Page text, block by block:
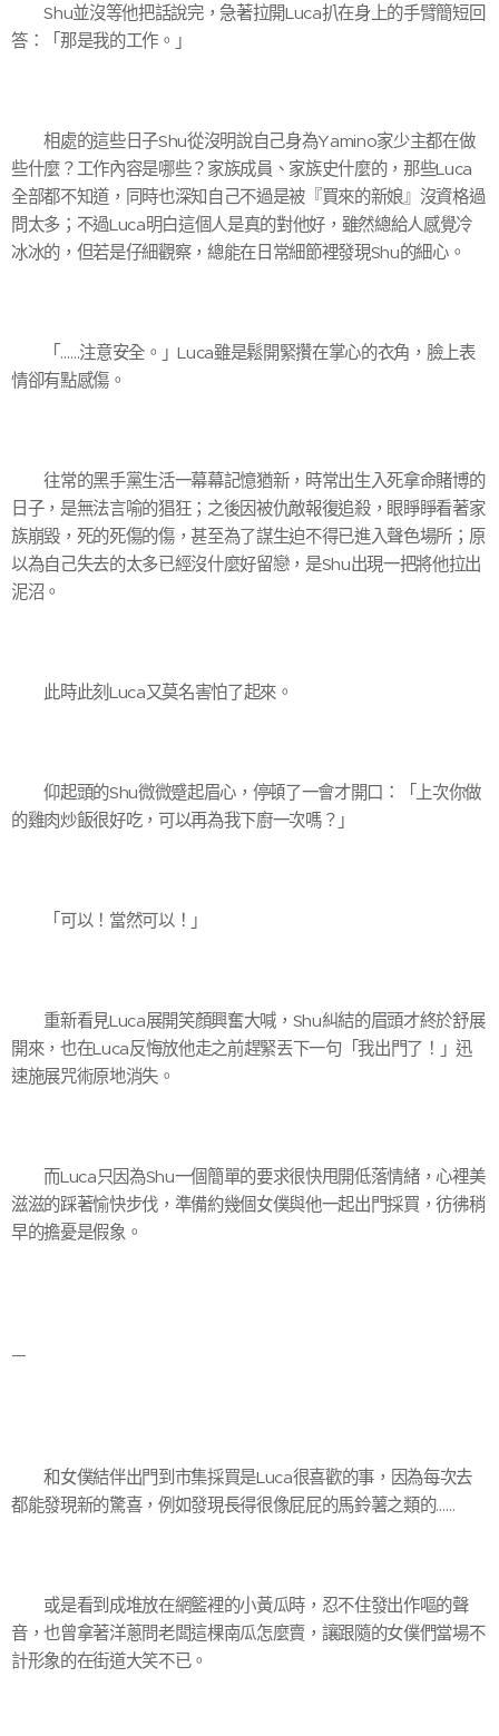
Shu並沒等他把話說完，急著拉開Luca扒在身上的手臂簡短回
答：「那是我的工作。」
相處的這些日子Shu從沒明說自己身為Yamino家少主都在做
些什麼？工作內容是哪些？家族成員、家族史什麼的，那些Luca
全部都不知道，同時也深知自己不過是被『買來的新娘』沒資格過
問太多；不過Luca明白這個人是真的對他好，雖然總給人感覺冷
冰冰的，但若是仔細觀察，總能在日常細節裡發現Shu的細心。
「……注意安全。」Luca雖是鬆開緊攢在掌心的衣角，臉上表
情卻有點感傷。
往常的黑手黨生活一幕幕記憶猶新，時常出生入死拿命賭博的
日子，是無法言喻的猖狂；之後因被仇敵報復追殺，眼睜睜看著家
族崩毀，死的死傷的傷，甚至為了謀生迫不得已進入聲色場所；原
以為自己失去的太多已經沒什麼好留戀，是Shu出現一把將他拉出
泥沼。
此時此刻Luca又莫名害怕了起來。
仰起頭的Shu微微蹙起眉心，停頓了一會才開口：「上次你做
的雞肉炒飯很好吃，可以再為我下廚一次嗎？」
「可以！當然可以！」
重新看見Luca展開笑顏興奮大喊，Shu糾結的眉頭才終於舒展
開來，也在Luca反悔放他走之前趕緊丟下一句「我出門了！」迅
速施展咒術原地消失。
而Luca只因為Shu一個簡單的要求很快甩開低落情緒，心裡美
滋滋的踩著愉快步伐，準備約幾個女僕與他一起出門採買，彷彿稍
早的擔憂是假象。
—
和女僕結伴出門到市集採買是Luca很喜歡的事，因為每次去
都能發現新的驚喜，例如發現長得很像屁屁的馬鈴薯之類的……
或是看到成堆放在網籃裡的小黃瓜時，忍不住發出作嘔的聲
音，也曾拿著洋蔥問老闆這棵南瓜怎麼賣，讓跟隨的女僕們當場不
計形象的在街道大笑不已。